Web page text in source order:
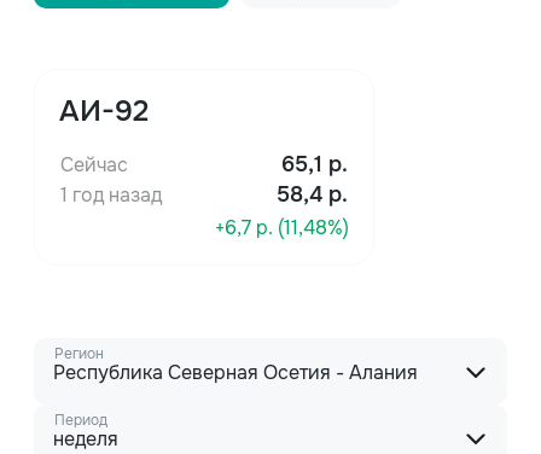
Регион
Республика Северная Осетия - Алания
Период
неделя
АИ-92
Сейчас 65,1 р.
1 год назад 58,4 р.
+6,7 р. (11,48%)